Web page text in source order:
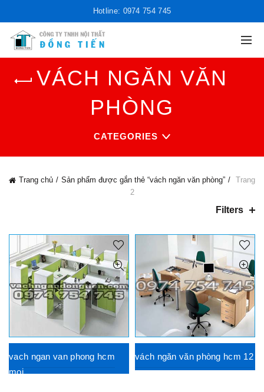
Hotline: 0974 754 745
VÁCH NGĂN VĂN
PHÒNG
CATEGORIES
Trang chủ Sản phẩm được gắn thẻ “vách ngăn văn phòng”
Trang
2
Filters
vach ngan van phong hcm
moi
vách ngăn văn phòng hcm 12